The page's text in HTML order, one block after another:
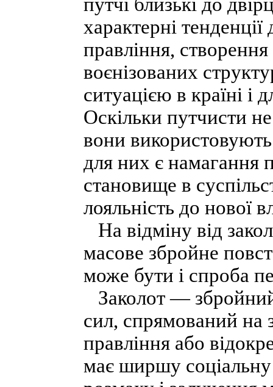
характерні
правління,
воєнізованих
ситуацією в країні і
Оскільки путчисти
вони
для них є намагання
становище в
лояльність до нової
На відміну від
масове збройне
може бути і спроба
Заколот —
сил, спрямований на
правління або
має ширшу соціальну